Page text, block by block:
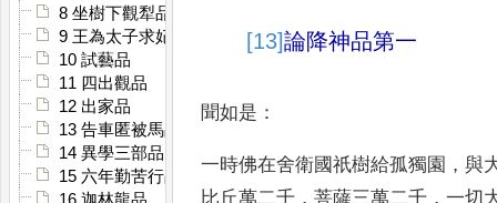
8 坐樹下觀犁品
9 王為太子求妃品
10 試藝品
11 四出觀品
12 出家品
13 告車匿被馬品
14 異學三部品
15 六年勤苦行品
[13]論降神品第一
聞如是 ：
一時佛在舍衛國祇樹給孤獨園 ，與
比丘萬二千 ，菩薩三萬二千 ，一切